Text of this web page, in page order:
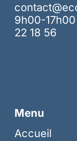
9h00-
22 18 56
Menu
Accueil